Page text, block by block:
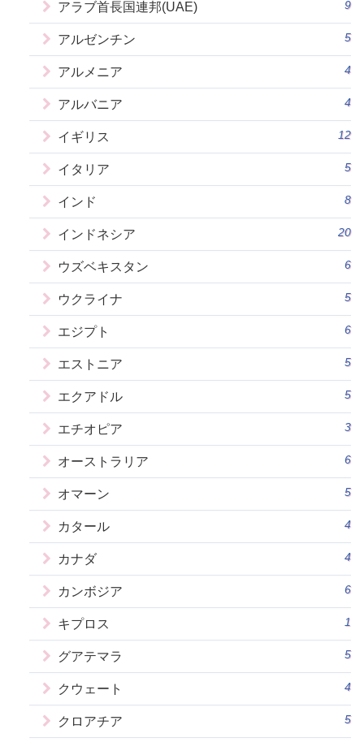
アラブ首長国連邦(UAE) 9
アルゼンチン 5
アルメニア 4
アルバニア 4
イギリス 12
イタリア 5
インド 8
インドネシア 20
ウズベキスタン 6
ウクライナ 5
エジプト 6
エストニア 5
エクアドル 5
エチオピア 3
オーストラリア 6
オマーン 5
カタール 4
カナダ 4
カンボジア 6
キプロス 1
グアテマラ 5
クウェート 4
クロアチア 5